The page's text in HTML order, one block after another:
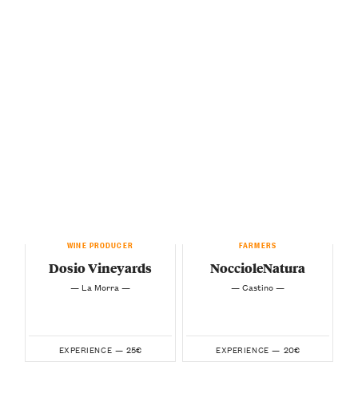
WINE PRODUCER
Dosio Vineyards
— La Morra —
EXPERIENCE — 25€
FARMERS
NoccioleNatura
— Castino —
EXPERIENCE — 20€